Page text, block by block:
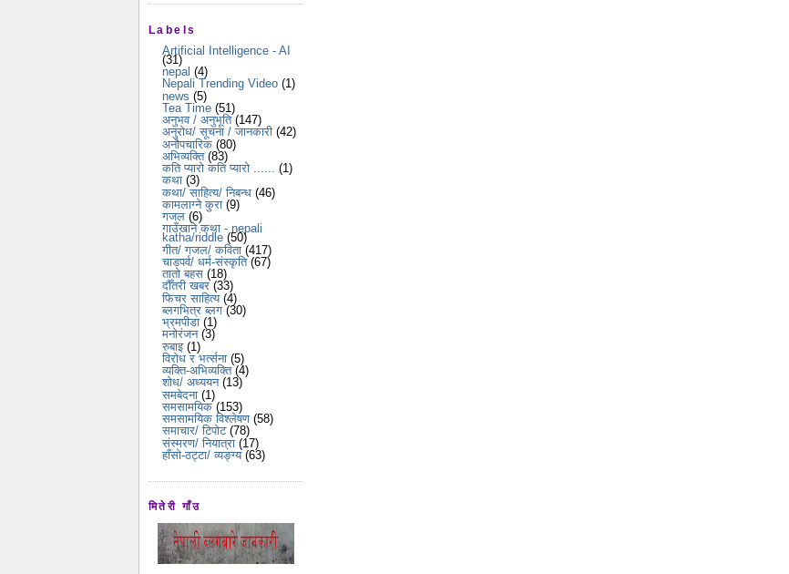
Labels
Artificial Intelligence - AI
(31)
nepal (4)
Nepali Trending Video (1)
news (5)
Tea Time (51)
अनुभव / अनुभूति (147)
अनुरोध/ सूचना / जानकारी (42)
अनौपचारिक (80)
अभिव्यक्ति (83)
कति प्यारो कति प्यारो ...... (1)
कथा (3)
कथा/ साहित्य/ निबन्ध (46)
कामलाग्ने कुरा (9)
गजल (6)
गाउँखाने कथा - nepali
katha/riddle (50)
गीत/ गजल/ कविता (417)
चाडपर्व/ धर्म-संस्कृति (67)
तातो बहस (18)
दौँतरी खबर (33)
फिचर साहित्य (4)
ब्लगभित्र ब्लग (30)
भ्रमपीडा (1)
मनोरंजन (3)
रुबाइ (1)
विरोध र भर्त्सना (5)
व्यक्ति-अभिव्यक्ति (4)
शोध/ अध्ययन (13)
समबेदना (1)
समसामयिक (153)
समसामयिक विश्लेषण (58)
समाचार/ टिपोट (78)
संस्मरण/ नियात्रा (17)
हाँसो-ठट्टा/ व्यङ्ग्य (63)
मितेरी गाँउ